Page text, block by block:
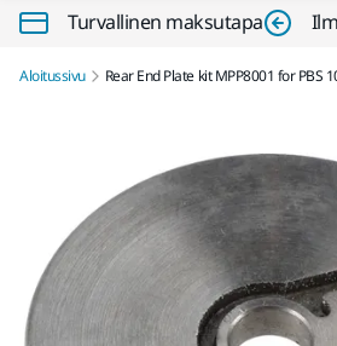
Turvallinen maksutapa
Aloitussivu Rear End Plate kit MPP8001 for PBS